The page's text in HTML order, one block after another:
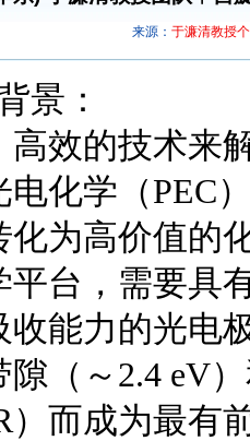
来源： 于濂清教授
景：
高效的技术来
电化学（PEC
化为高价值的
平台，需要具
收能力的光电
隙（～2.4 eV
）而成为最有